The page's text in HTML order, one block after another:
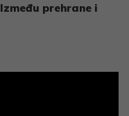
Između prehrane i